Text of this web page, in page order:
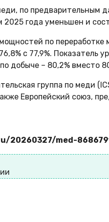
по предварительным
2025 года уменьшен и
по
с 77,9%. Показатель
добыче – 80,2% вместо
группа по меди
Европейский союз,
20260327/med-